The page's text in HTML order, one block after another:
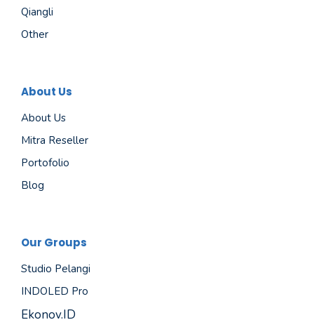
Qiangli
Other
About Us
About Us
Mitra Reseller
Portofolio
Blog
Our Groups
Studio Pelangi
INDOLED Pro
Ekonov.ID